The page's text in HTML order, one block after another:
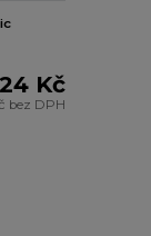
24 Kč
bez DPH